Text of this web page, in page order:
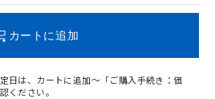
カートに追加
日は、カートに追加～「ご購入手続き：価
ください。